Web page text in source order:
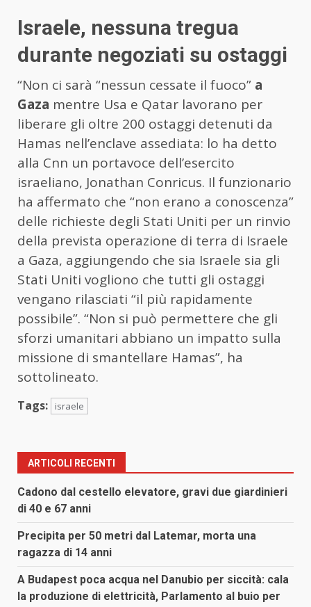
Israele, nessuna tregua
durante negoziati su ostaggi
“Non ci sarà “nessun cessate il fuoco” a
Gaza mentre Usa e Qatar lavorano per
liberare gli oltre 200 ostaggi detenuti da
Hamas nell’enclave assediata: lo ha detto
alla Cnn un portavoce dell’esercito
israeliano, Jonathan Conricus. Il funzionario
ha affermato che “non erano a conoscenza”
delle richieste degli Stati Uniti per un rinvio
della prevista operazione di terra di Israele
a Gaza, aggiungendo che sia Israele sia gli
Stati Uniti vogliono che tutti gli ostaggi
vengano rilasciati “il più rapidamente
possibile”. “Non si può permettere che gli
sforzi umanitari abbiano un impatto sulla
missione di smantellare Hamas”, ha
sottolineato.
Tags: israele
ARTICOLI RECENTI
Cadono dal cestello elevatore, gravi due giardinieri
di 40 e 67 anni
Precipita per 50 metri dal Latemar, morta una
ragazza di 14 anni
A Budapest poca acqua nel Danubio per siccità: cala
la produzione di elettricità, Parlamento al buio per